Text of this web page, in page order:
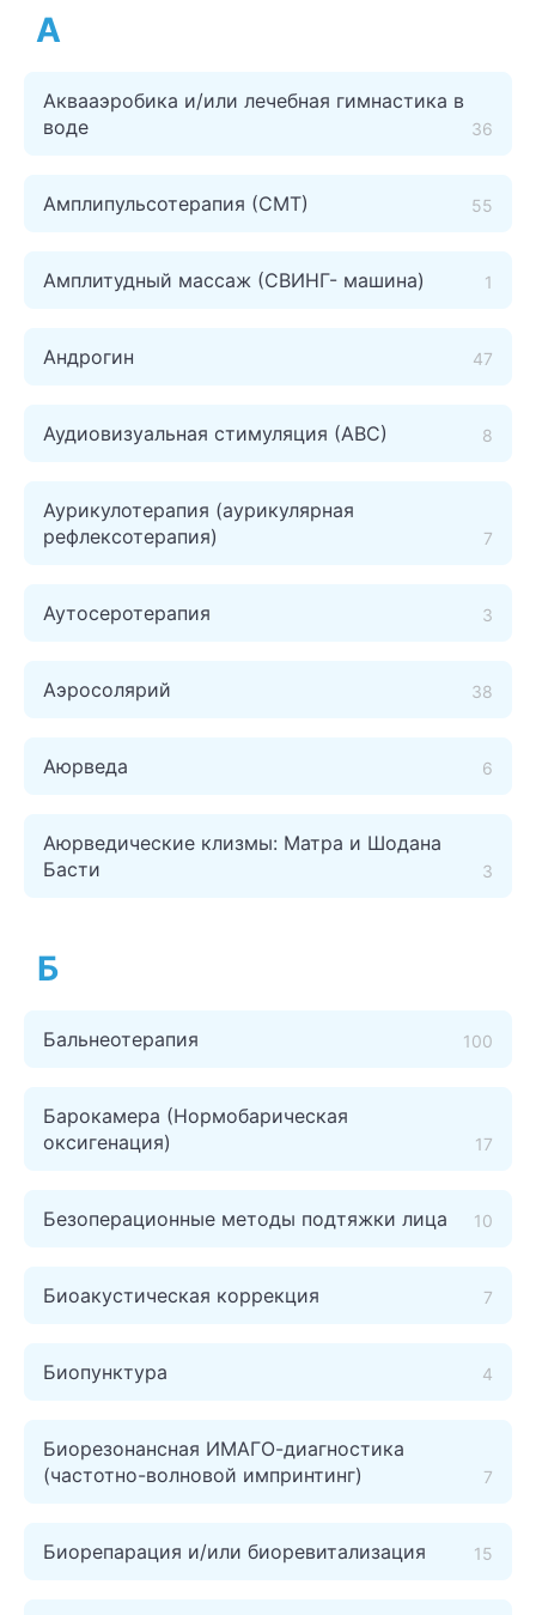
А
Аквааэробика и/или лечебная гимнастика в
воде
36
Амплипульсотерапия (СМТ) 55
Амплитудный массаж (СВИНГ- машина) 1
Андрогин 47
Аудиовизуальная стимуляция (АВС) 8
Аурикулотерапия (аурикулярная
рефлексотерапия)
7
Аутосеротерапия 3
Аэросолярий 38
Аюрведа 6
Аюрведические клизмы: Матра и Шодана
Басти
3
Б
Бальнеотерапия 100
Барокамера (Нормобарическая
оксигенация)
17
Безоперационные методы подтяжки лица 10
Биоакустическая коррекция 7
Биопунктура 4
Биорезонансная ИМАГО-диагностика
(частотно-волновой импринтинг)
7
Биорепарация и/или биоревитализация 15